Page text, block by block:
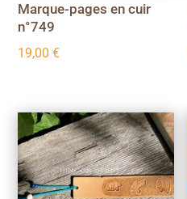
Marque-pages en cuir
n°749
19,00€